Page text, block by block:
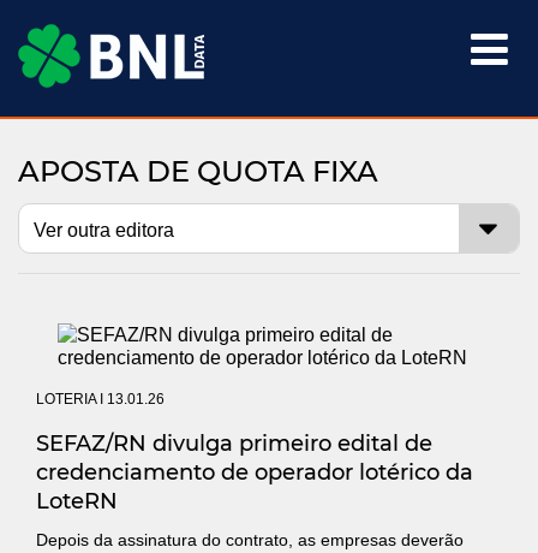

APOSTA DE QUOTA FIXA
LOTERIAI 13.01.26
SEFAZ/RN divulga primeiro edital de
credenciamento de operador lotérico da
LoteRN
Depois da assinatura do contrato, as empresas deverão